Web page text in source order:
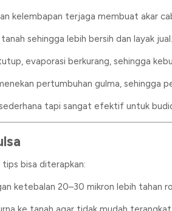
kelembapan terjaga membuat akar
sehingga lebih bersih dan layak jual.
evaporasi berkurang, sehingga
pertumbuhan gulma, sehingga
tapi sangat efektif untuk
bisa diterapkan:
ketebalan 20–30 mikron lebih tahan